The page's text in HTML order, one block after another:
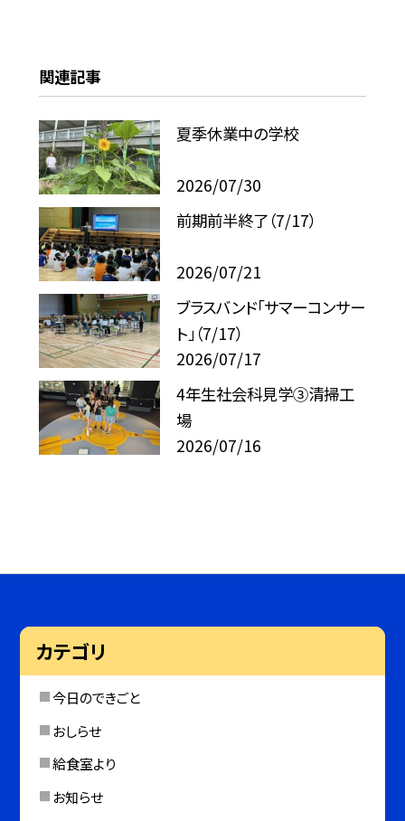
関連記事
夏季休業中の学校
2026/07/30
前期前半終了（7/17）
2026/07/21
ブラスバンド「サマーコンサー
ト」（7/17）
2026/07/17
4年生社会科見学③清掃工
場
2026/07/16
カテゴリ
今日のできごと
おしらせ
給食室より
お知らせ